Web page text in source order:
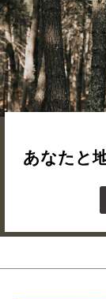
あなたと